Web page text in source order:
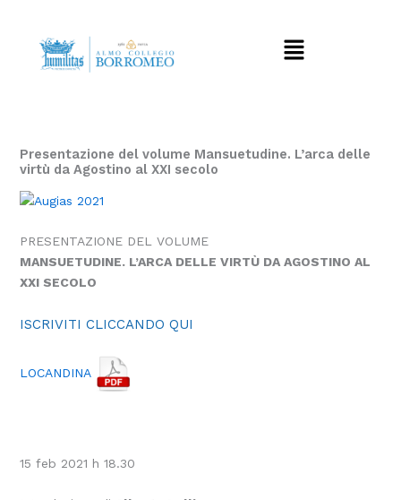
contenuto
Menu
Presentazione del volume Mansuetudine. L’arca delle
virtù da Agostino al XXI secolo
PRESENTAZIONE DEL VOLUME
MANSUETUDINE. L’ARCA DELLE VIRTÙ DA AGOSTINO AL
XXI SECOLO
ISCRIVITI CLICCANDO QUI
LOCANDINA
15 feb 2021 h 18.30